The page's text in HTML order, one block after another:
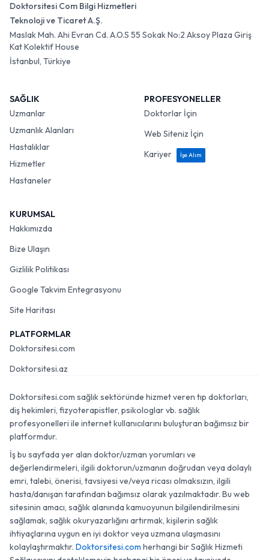
Doktorsitesi Com Bilgi Hizmetleri
Teknoloji ve Ticaret A.Ş.
Maslak Mah. Ahi Evran Cd. A.O.S 55 Sokak No:2 Aksoy Plaza Giriş
Kat Kolektif House
İstanbul, Türkiye
SAĞLIK
Uzmanlar
Uzmanlık Alanları
Hastalıklar
Hizmetler
Hastaneler
PROFESYONELLER
Doktorlar İçin
Web Siteniz İçin
Kariyer
İşe Alım
KURUMSAL
Hakkımızda
Bize Ulaşın
Gizlilik Politikası
Google Takvim Entegrasyonu
Site Haritası
PLATFORMLAR
Doktorsitesi.com
Doktorsitesi.az
Doktorsitesi.com sağlık sektöründe hizmet veren tıp doktorları,
diş hekimleri, fizyoterapistler, psikologlar vb. sağlık
profesyonelleri ile internet kullanıcılarını buluşturan bağımsız bir
platformdur.
İş bu sayfada yer alan doktor/uzman yorumları ve
değerlendirmeleri, ilgili doktorun/uzmanın doğrudan veya dolaylı
emri, talebi, önerisi, tavsiyesi ve/veya ricası olmaksızın, ilgili
hasta/danışan tarafından bağımsız olarak yazılmaktadır. Bu web
sitesinin amacı, sağlık alanında kamuoyunun bilgilendirilmesini
sağlamak, sağlık okuryazarlığını artırmak, kişilerin sağlık
ihtiyaçlarına uygun en iyi doktor veya uzmana ulaşmasını
kolaylaştırmaktır. Doktorsitesi.com herhangi bir Sağlık Hizmeti